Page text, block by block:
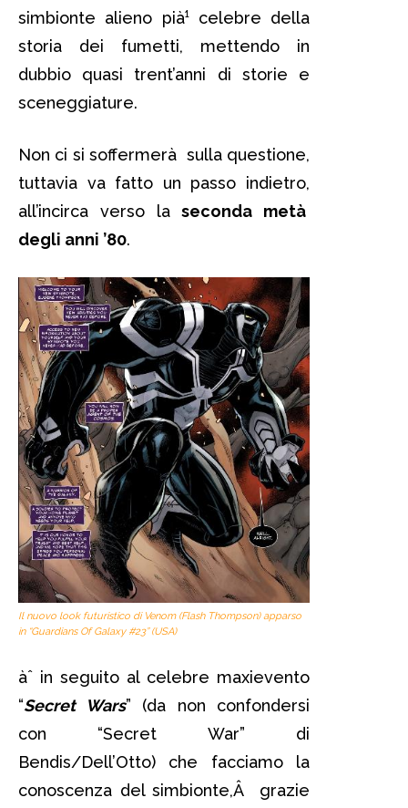
simbionte alieno pià¹ celebre della
storia dei fumetti, mettendo in
dubbio quasi trent’anni di storie e
sceneggiature.
Non ci si soffermerà sulla questione,
tuttavia va fatto un passo indietro,
all’incirca verso laseconda metà
degli anni ’80.
Il nuovo look futuristico di Venom (Flash Thompson) apparso
in “Guardians Of Galaxy #23” (USA)
àˆ in seguito al celebre maxievento
“Secret Wars” (da non confondersi
con “Secret War” di
Bendis/Dell’Otto) che facciamo la
conoscenza del simbionte,Â grazie